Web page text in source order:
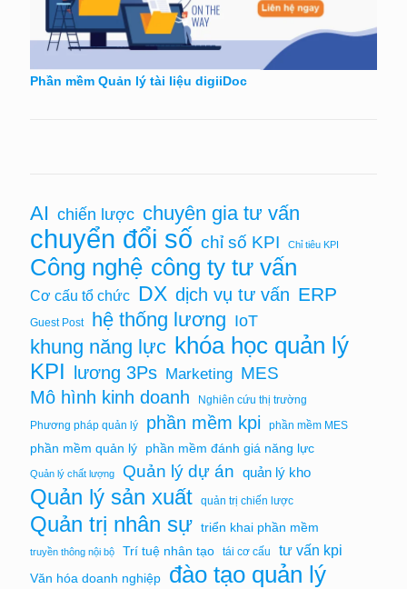
Phần mềm Quản lý tài liệu digiiDoc
AI chiến lược chuyên gia tư vấn
chuyển đổi số chỉ số KPI Chỉ tiêu KPI
Công nghệ công ty tư vấn
Cơ cấu tổ chức DX dịch vụ tư vấn ERP
Guest Post hệ thống lương IoT
khung năng lực khóa học quản lý
KPI lương 3Ps Marketing MES
Mô hình kinh doanh
Nghiên cứu thị trường
Phương pháp quản lý
phần mềm kpi phần mềm MES
phần mềm quản lý phần mềm đánh giá năng lực
Quản lý chất lượng Quản lý dự án quản lý kho
Quản lý sản xuất quản trị chiến lược
Quản trị nhân sự triển khai phần mềm
truyền thông nội bộ Trí tuệ nhân tạo tái cơ cấu tư vấn kpi
Văn hóa doanh nghiệp đào tạo quản lý